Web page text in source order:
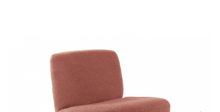
Fotolii dormitor
Mobila dining
Console extensibile